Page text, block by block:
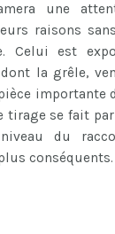
une
raisons
Celui est
la grêle,
importante
tirage se fait
du
conséquents.